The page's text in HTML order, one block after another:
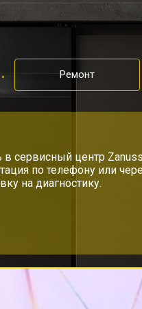
от 1590 ₽
от 1600 ₽
от 850 ₽
от 1600 ₽
Ремонт
сервисный центр
по телефону или
на диагностику.